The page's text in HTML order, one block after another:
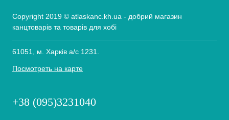
Copyright 2019 © atlaskanc.kh.ua - добрий магазин
канцтоварів та товарів для хобі
61051, м. Харків а/с 1231.
Посмотреть на карте
+38 (095)3231040